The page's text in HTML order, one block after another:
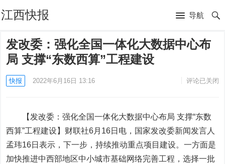
江西快报 导航
发改委：强化全国一体化大数据中心布
局 支撑“东数西算”工程建设
快报 2022年6月16日 13:16 评论已关闭
【发改委：强化全国一体化大数据中心布局 支撑“东数
西算”工程建设】财联社6月16日电，国家发改委新闻发言人
孟玮16日表示，下一步，持续推动重点项目建设。一方面是
加快推进中西部地区中小城市基础网络完善工程，选择一批